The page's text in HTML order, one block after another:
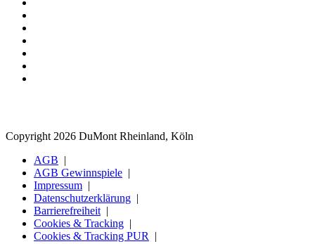
Copyright 2026 DuMont Rheinland, Köln
AGB
AGB Gewinnspiele
Impressum
Datenschutzerklärung
Barrierefreiheit
Cookies & Tracking
Cookies & Tracking PUR